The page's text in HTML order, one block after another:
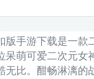
版手游下载是一款
呆萌可爱二次元女
无比。酣畅淋漓的